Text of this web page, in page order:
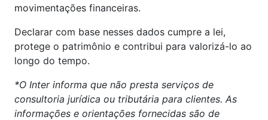
movimentações financeiras.
Declarar com base nesses dados cumpre a lei,
protege o patrimônio e contribui para valorizá-lo ao
longo do tempo.
*O Inter informa que não presta serviços de
consultoria jurídica ou tributária para clientes. As
informações e orientações fornecidas são de